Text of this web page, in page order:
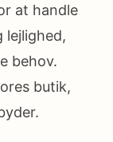
at handle
lejlighed,
behov.
butik,